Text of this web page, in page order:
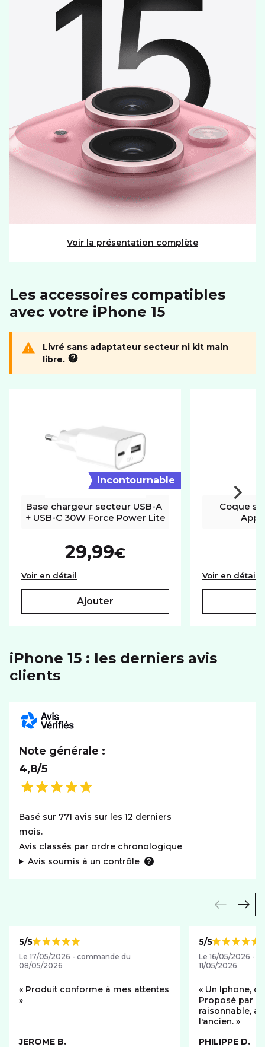
Voir la présentation complète
CONNECTIVITÉ
Mémoire utilisateur
128Go
Port carte mémoire
Non
PHOTO ET VIDÉO
Autofocus
Réseaux 5G+
Les accessoires compatibles
avec votre iPhone 15
Livré sans adaptateur secteur ni kit main
libre.
Incontournable
Base chargeur secteur USB-A
+ USB-C 30W Force Power Lite
29,99€
Voir en détail Base chargeur secteur USB-A + USB-C 30W
ajouter
Coque
Voir en détail
iPhone 15 : les derniers avis
clients
Note générale :
4,8/5
Basé sur 771 avis sur les 12 derniers
mois.
Avis classés par ordre chronologique
Avis soumis à un contrôle
Note de
5/5
Le 17/05/2026 - commande du
08/05/2026
Produit conforme à mes attentes
JEROME B.
Note de
5/5
Le 16/05/2026 -
11/05/2026
Un Iphone,
Proposé par
raisonnable,
l'ancien.
PHILIPPE D.